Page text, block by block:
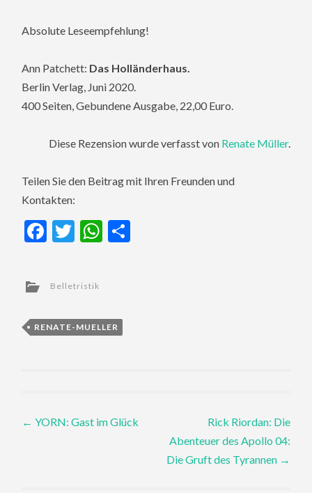
Absolute Leseempfehlung!
Ann Patchett: Das Holländerhaus.
Berlin Verlag, Juni 2020.
400 Seiten, Gebundene Ausgabe, 22,00 Euro.
Diese Rezension wurde verfasst von Renate Müller.
Teilen Sie den Beitrag mit Ihren Freunden und
Kontakten:
Facebook
TwitterWhatsApp
Belletristik
RENATE-MUELLER
Post
← YORN: Gast im Glück
Rick Riordan: Die
Abenteuer des Apollo 04:
Die Gruft des Tyrannen →